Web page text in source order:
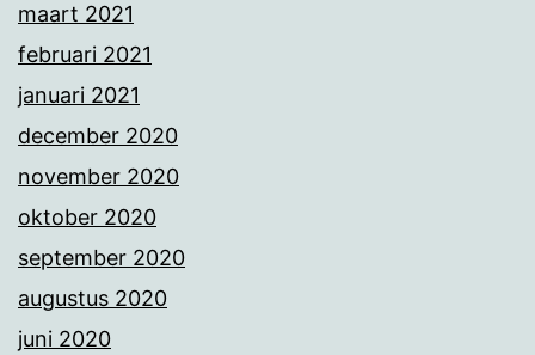
maart 2021
februari 2021
januari 2021
december 2020
november 2020
oktober 2020
september 2020
augustus 2020
juni 2020